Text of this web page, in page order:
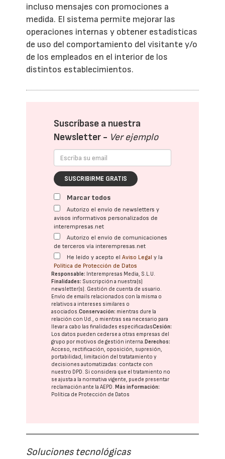
incluso mensajes con promociones a
medida. El sistema permite mejorar las
operaciones internas y obtener estadísticas
de uso del comportamiento del visitante y/o
de los empleados en el interior de los
distintos establecimientos.
Suscríbase a nuestra
Newsletter - Ver ejemplo
SUSCRIBIRME GRATIS
Marcar todos
Autorizo el envío de newsletters y
avisos informativos personalizados de
interempresas.net
Autorizo el envío de comunicaciones
de terceros vía interempresas.net
He leído y acepto elAviso Legal y la
Política de Protección de Datos
Responsable: Interempresas Media, S.L.U.
Finalidades: Suscripción a nuestra(s)
newsletter(s). Gestión de cuenta de usuario.
Envío de emails relacionados con la misma o
relativos a intereses similares o
asociados.Conservación: mientras dure la
relación con Ud., o mientras sea necesario para
llevar a cabo las finalidades especificadasCesión:
Los datos pueden cederse a otras empresas del
grupo por motivos de gestión interna. Derechos:
Acceso, rectificación, oposición, supresión,
portabilidad, limitación del tratatamiento y
decisiones automatizadas: contacte con
nuestro DPD. Si considera que el tratamiento no
se ajusta a la normativa vigente, puede presentar
reclamación ante laAEPD. Más información:
Política de Protección de Datos
Soluciones tecnológicas